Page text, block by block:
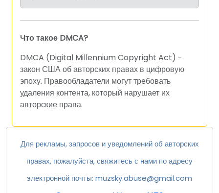
Что такое DMCA?
DMCA (Digital Millennium Copyright Act) -
закон США об авторских правах в цифровую
эпоху. Правообладатели могут требовать
удаления контента, который нарушает их
авторские права.
Для рекламы, запросов и уведомлений об авторских
правах, пожалуйста, свяжитесь с нами по адресу
электронной почты: muzsky.abuse@gmail.com